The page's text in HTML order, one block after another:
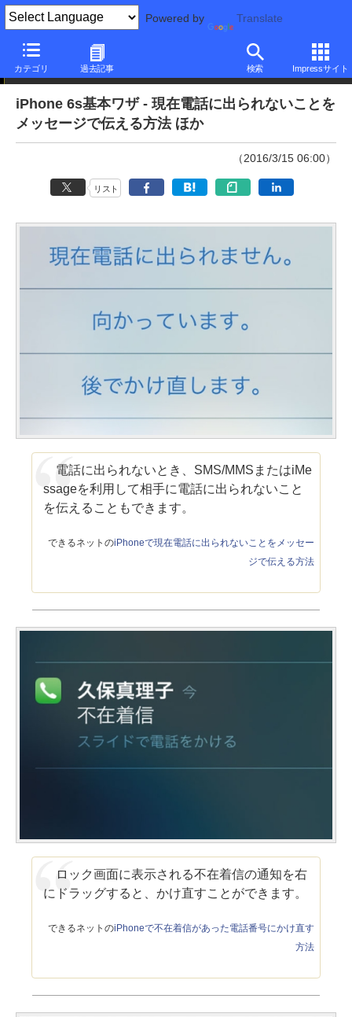
Powered by Translate
カテゴリ 過去記事 検索 Impressサイト
本日のできるネット
iPhone 6s基本ワザ - 現在電話に出られないことを
メッセージで伝える方法 ほか
（2016/3/15 06:00）
リスト
電話に出られないとき、SMS/MMSまたはiMe
ssageを利用して相手に電話に出られないこと
を伝えることもできます。
できるネットのiPhoneで現在電話に出られないことをメッセー
ジで伝える方法
ロック画面に表示される不在着信の通知を右
にドラッグすると、かけ直すことができます。
できるネットのiPhoneで不在着信があった電話番号にかけ直す
方法